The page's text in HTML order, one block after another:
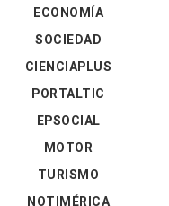
ECONOMÍA
SOCIEDAD
CIENCIAPLUS
PORTALTIC
EPSOCIAL
MOTOR
TURISMO
NOTIMÉRICA